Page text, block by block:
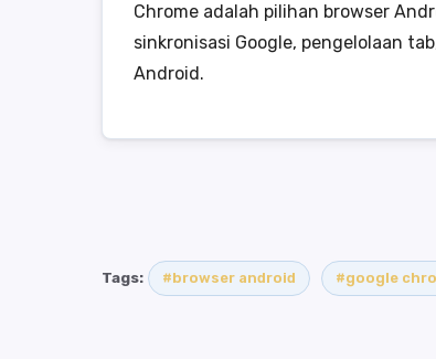
Chrome adalah pilihan browser
sinkronisasi Google, pengelolaan
Android.
Tags: #browser android #google